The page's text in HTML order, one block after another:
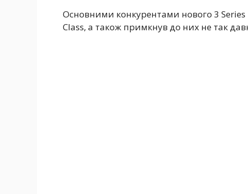
Основними конкурентами нового 3 Series
Class, а також примкнув до них не так